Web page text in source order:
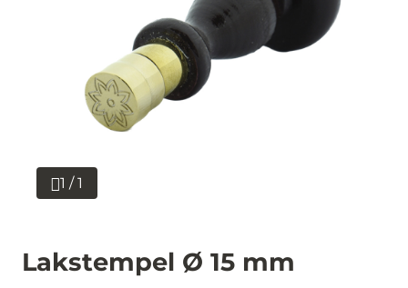
1 / 1
Lakstempel Ø 15 mm